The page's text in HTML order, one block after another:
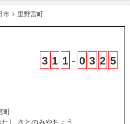
市 里野宮町
3 1 1 - 0 3 2 5
町
し さとのみやちょう